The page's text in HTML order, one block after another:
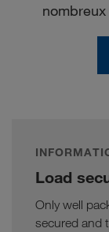
Load
Only well
secured and